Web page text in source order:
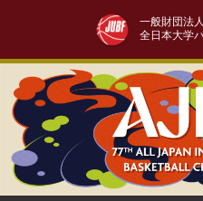
一般財団法人
全日本大学